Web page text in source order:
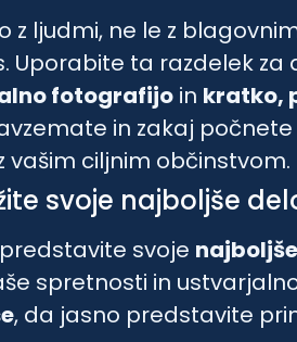
z ljudmi, ne le z
Uporabite ta razdelek za
fotografijo in kratko,
in zakaj
vašim ciljnim občinstvom.
svoje najboljše
svoje
spretnosti in
, da jasno predstavite